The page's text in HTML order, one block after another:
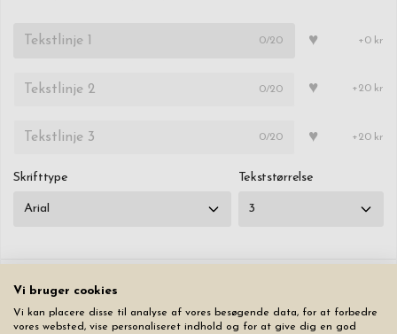
0/20 ♥ +0 kr
0/20 ♥ +20 kr
0/20 ♥ +20 kr
Skrifttype Tekststørrelse
Nulstil
Vi bruger cookies
Vi kan placere disse til analyse af vores besøgende data, for at forbedre
vores websted, vise personaliseret indhold og for at give dig en god